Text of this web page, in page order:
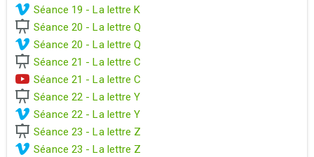
Séance 19 - La lettre K
Séance 20 - La lettre Q
Séance 20 - La lettre Q
Séance 21 - La lettre C
Séance 21 - La lettre C
Séance 22 - La lettre Y
Séance 22 - La lettre Y
Séance 23 - La lettre Z
Séance 23 - La lettre Z